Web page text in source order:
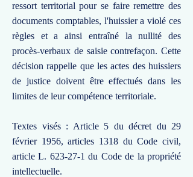
ressort territorial pour se faire remettre des
documents comptables, l'huissier a violé ces
règles et a ainsi entraîné la nullité des
procès-verbaux de saisie contrefaçon. Cette
décision rappelle que les actes des huissiers
de justice doivent être effectués dans les
limites de leur compétence territoriale.
Textes visés : Article 5 du décret du 29
février 1956, articles 1318 du Code civil,
article L. 623-27-1 du Code de la propriété
intellectuelle.